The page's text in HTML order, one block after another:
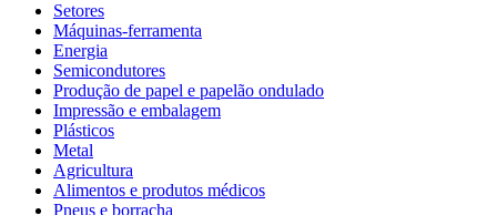
Setores
Máquinas-ferramenta
Energia
Semicondutores
Produção de papel e papelão ondulado
Impressão e embalagem
Plásticos
Metal
Agricultura
Alimentos e produtos médicos
Pneus e borracha